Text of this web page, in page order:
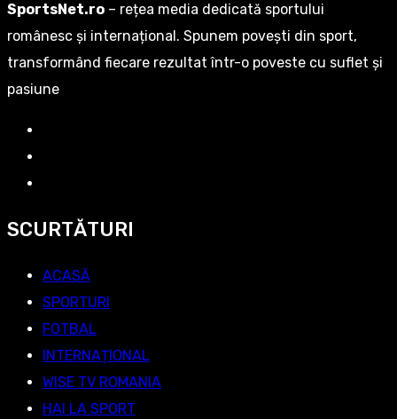
SportsNet.ro – rețea media dedicată sportului
românesc și internațional. Spunem povești din sport,
transformând fiecare rezultat într-o poveste cu suflet și
pasiune
SCURTĂTURI
ACASĂ
SPORTURI
FOTBAL
INTERNAȚIONAL
WISE TV ROMANIA
HAI LA SPORT